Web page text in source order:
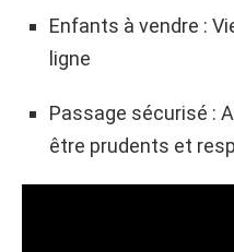
Enfants à vendre :
ligne
Passage sécurisé :
être prudents et